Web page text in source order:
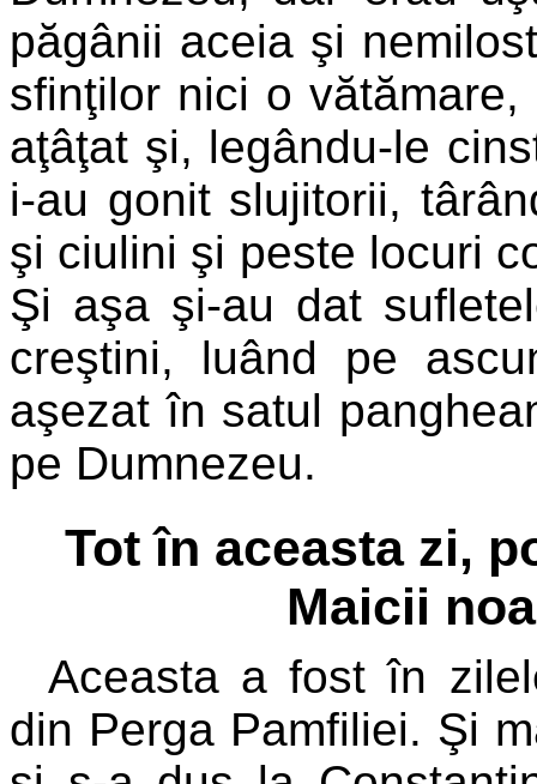
păgânii aceia şi
sfinţilor nici o
aţâţat şi, legându-le
i-au gonit slujitorii,
şi ciulini şi peste locuri
Şi aşa şi-au dat
creştini, luând pe
aşezat în satul
pe Dumnezeu.
Tot în aceasta zi,
Maicii
Aceasta a fost în
din Perga Pamfiliei. Şi